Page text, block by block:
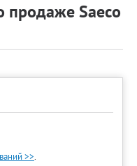
продаже Saeco
>>.